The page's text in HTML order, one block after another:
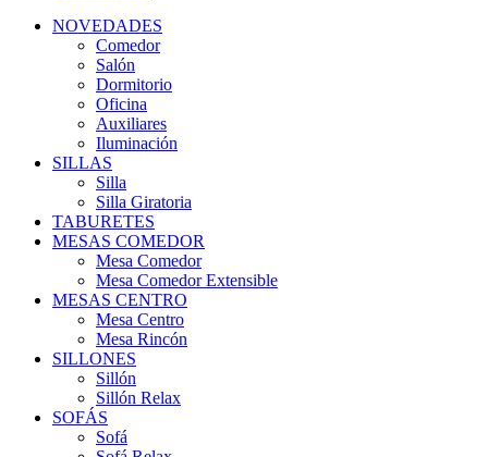
NOVEDADES
Comedor
Salón
Dormitorio
Oficina
Auxiliares
Iluminación
SILLAS
Silla
Silla Giratoria
TABURETES
MESAS COMEDOR
Mesa Comedor
Mesa Comedor Extensible
MESAS CENTRO
Mesa Centro
Mesa Rincón
SILLONES
Sillón
Sillón Relax
SOFÁS
Sofá